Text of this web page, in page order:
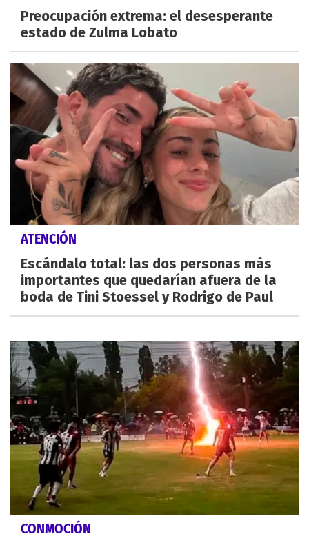
Preocupación extrema: el desesperante
estado de Zulma Lobato
ATENCIÓN
Escándalo total: las dos personas más
importantes que quedarían afuera de la
boda de Tini Stoessel y Rodrigo de Paul
CONMOCIÓN